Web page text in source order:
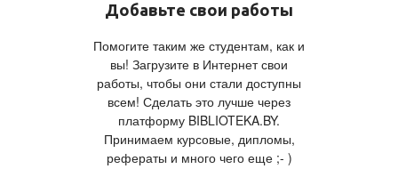
Добавьте свои работы
Помогите таким же студентам, как и
вы! Загрузите в Интернет свои
работы, чтобы они стали доступны
всем! Сделать это лучше через
платформу BIBLIOTEKA.BY.
Принимаем курсовые, дипломы,
рефераты и много чего еще ;- )